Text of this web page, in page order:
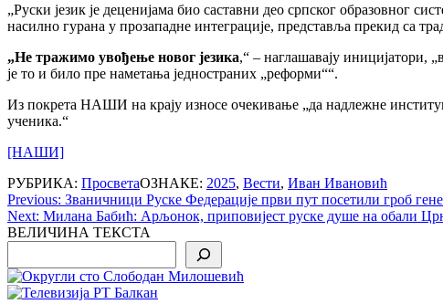
„Руски језик је деценијама био саставни део српског образовног
насилно гурана у прозападне интеграције, представља прекид са
„Не тражимо увођење новог језика,“ – наглашавају иницијатори,
је то и било пре наметања једностраних „реформи““.
Из покрета НАШИ на крају износе очекивање „да надлежне
ученика.“
[НАШИ]
РУБРИКА: ПросветаОЗНАКЕ: 2025, Вести, Иван Ивановић
Post
navigation
Previous: Званичници Руске Федерације први пут посетили гроб
Next: Милана Бабић: Арљонок, приповијест руске душе на обали
ВЕЛИЧИНА ТЕКСТА